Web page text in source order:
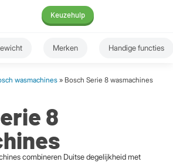
Keuzehulp
Merken Handige functies
wasmachines » Bosch Serie 8 wasmachines
8
combineren Duitse degelijkheid met